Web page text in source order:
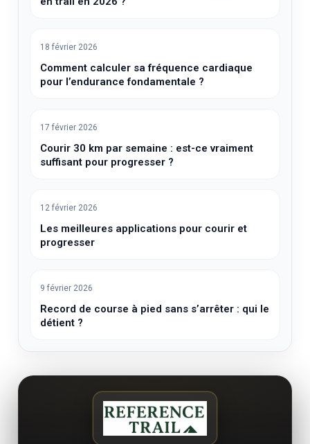
18 février 2026
Comment calculer sa fréquence cardiaque
pour l’endurance fondamentale ?
17 février 2026
Courir 30 km par semaine : est-ce vraiment
suffisant pour progresser ?
12 février 2026
Les meilleures applications pour courir et
progresser
9 février 2026
Record de course à pied sans s’arrêter : qui le
détient ?